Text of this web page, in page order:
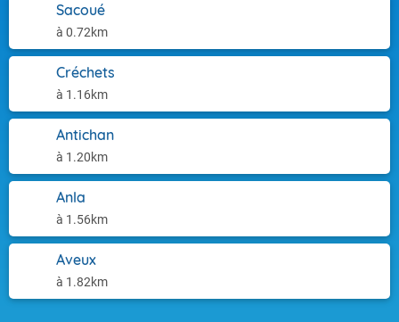
Sacoué
à 0.72km
Créchets
à 1.16km
Antichan
à 1.20km
Anla
à 1.56km
Aveux
à 1.82km